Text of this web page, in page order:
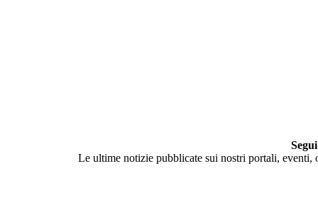
Le ultime notizie pubblicate sui nostri portali,